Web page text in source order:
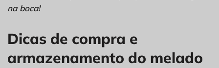
na boca!
Dicas de compra e
armazenamento do melado